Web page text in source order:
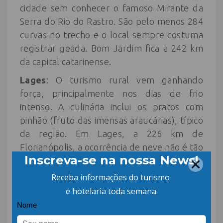
cidade sem conhecer o famoso Mirante da
Serra do Rio do Rastro. São pelo menos 284
curvas no trecho e o local sempre costuma
registrar geada. Bom Jardim fica a 242 km
da capital catarinense.
Lages: O turismo rural vem ganhando
força, principalmente nos dias de frio
intenso. A culinária inclui os pratos com
pinhão (fruto das imensas araucárias), típico
da região. Em Lages, a 226 km de
Florianópolis, a ocorrência de neve não é tão
frequente.
Estadão
Leia também:Balneário Camboriú recebe
o Eventos Brasil Summit 2022